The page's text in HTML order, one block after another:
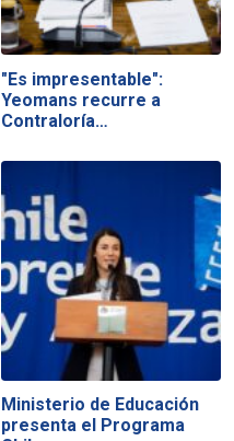
"Es impresentable":
Yeomans recurre a
Contraloría…
Ministerio de Educación
presenta el Programa